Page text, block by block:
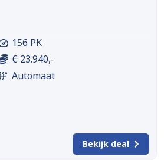
156 PK
€ 23.940,-
Automaat
Bekijk deal